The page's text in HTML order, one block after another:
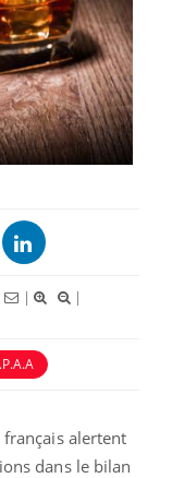
|
|
alertent
dans le bilan